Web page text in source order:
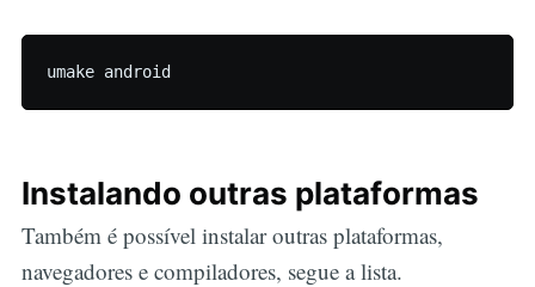
Instalando outras plataformas
Também é possível instalar outras plataformas,
navegadores e compiladores, segue a lista.